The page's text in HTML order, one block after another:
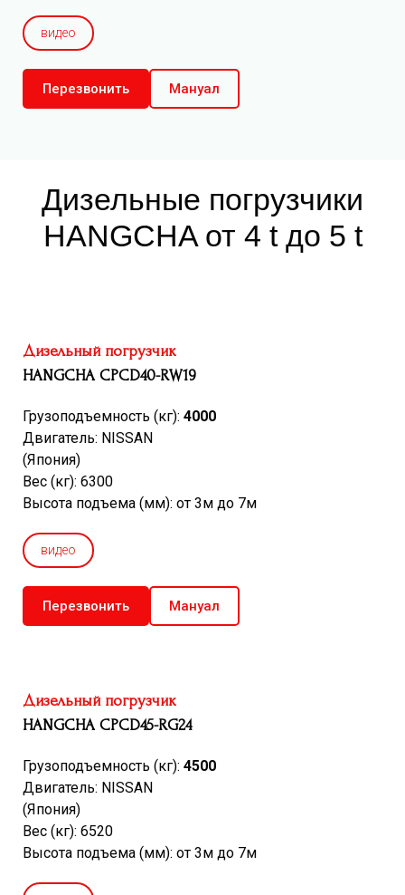
видео
Перезвонить Мануал
Дизельные погрузчики
HANGCHA от 4 t до 5 t
Дизельный погрузчик
HANGCHA CPCD40-RW19
Грузоподъемность (кг): 4000
Двигатель: NISSAN
(Япония)
Вес (кг): 6300
Высота подъема (мм): от 3м до 7м
видео
Перезвонить Мануал
Дизельный погрузчик
HANGCHA CPCD45-RG24
Грузоподъемность (кг): 4500
Двигатель: NISSAN
(Япония)
Вес (кг): 6520
Высота подъема (мм): от 3м до 7м